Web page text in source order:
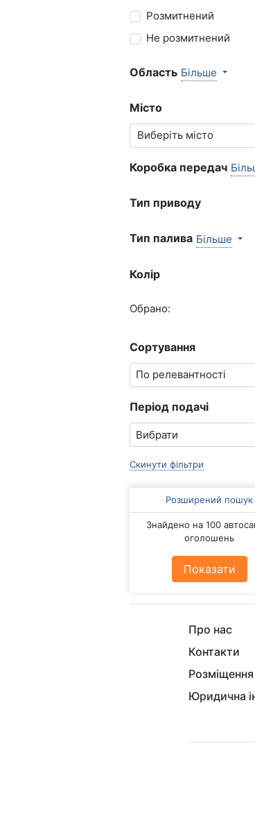
Розмитнений
Не розмитнений
Область Більше
Місто
Коробка передач
Тип приводу
Тип палива Більше
Колір
Обрано:
Сортування
Період подачі
Скинути фільтри
Розширений пошук
Знайдено на 100
оголошень
Показати
Про нас
Контакти
Юридична